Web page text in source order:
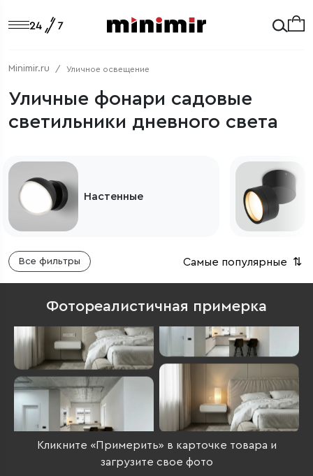
Minimir.ru Уличное освещение
Уличные фонари садовые
светильники дневного света
Настенные
Все фильтры Самые популярные ⇅
Фотореалистичная примерка
Кликните «Примерить» в карточке товара и
загрузите свое фото